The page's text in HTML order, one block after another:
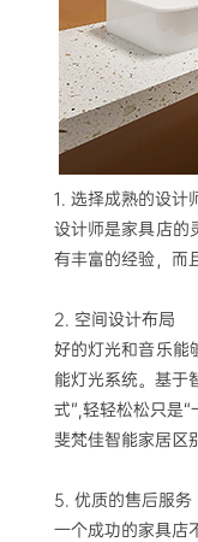
1. 选择成熟的设计
设计师是家具店的
有丰富的经验，而
2. 空间设计布局
好的灯光和音乐能
能灯光系统。基于
式”,轻轻松松只是“
斐梵佳智能家居区
5. 优质的售后服务
一个成功的家具店